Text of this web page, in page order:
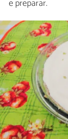
e preparar.